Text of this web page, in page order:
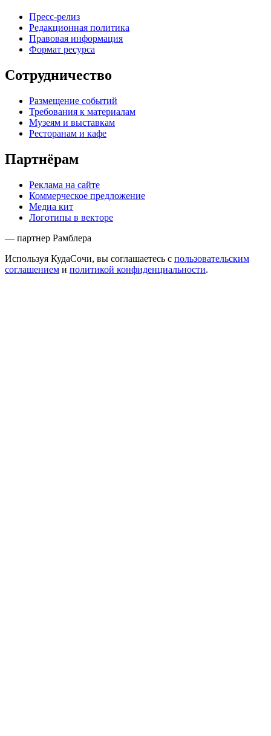
Пресс-релиз
Редакционная политика
Правовая информация
Формат ресурса
Сотрудничество
Размещение событий
Требования к материалам
Музеям и выставкам
Ресторанам и кафе
Партнёрам
Реклама на сайте
Коммерческое предложение
Медиа кит
Логотипы в векторе
— партнер Рамблера
Используя КудаСочи, вы соглашаетесь с пользовательским
соглашением и политикой конфиденциальности.